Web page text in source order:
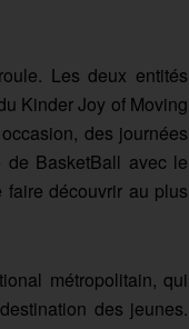
Les deux entités
Kinder Joy of Moving
des journées
de BasketBall avec le
découvrir au plus
métropolitain, qui
des jeunes.